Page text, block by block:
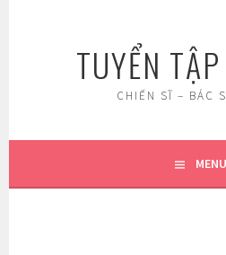
TUYỂN
CHIẾN SĨ – BÁC
MENU